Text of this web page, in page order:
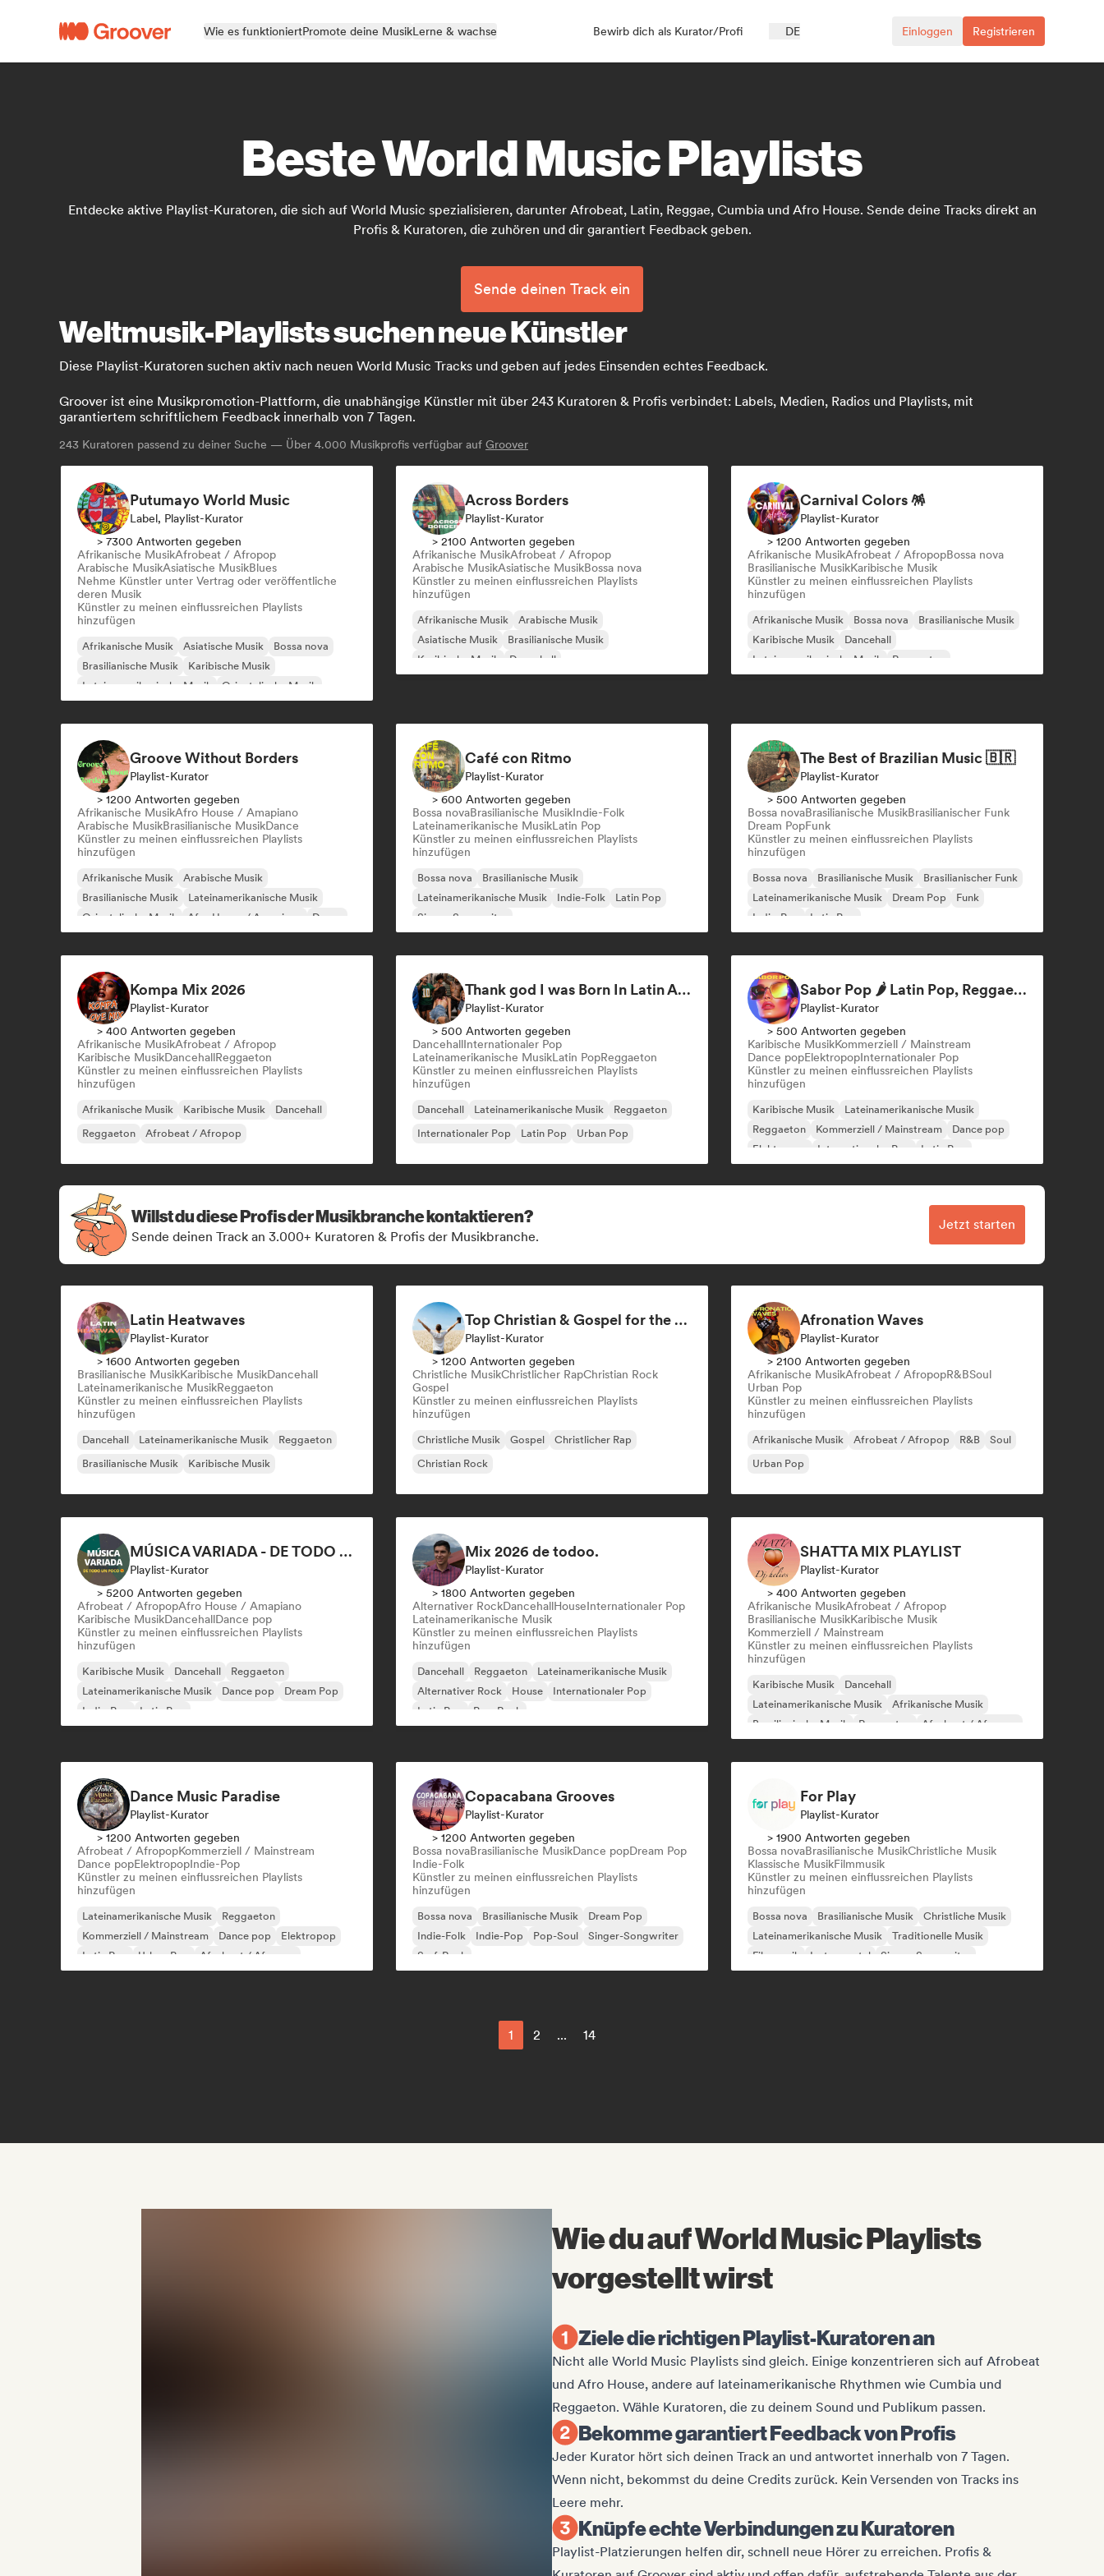
Wie es funktioniertPromote deine MusikLerne & wachse Bewirb dich als Kurator/Profi DE Einloggen Registrieren
Beste World Music Playlists
Entdecke aktive Playlist-Kuratoren, die sich auf World Music spezialisieren, darunter Afrobeat, Latin, Reggae, Cumbia und Afro House. Sende deine Tracks direkt an
Profis & Kuratoren, die zuhören und dir garantiert Feedback geben.
Sende deinen Track ein
Weltmusik-Playlists suchen neue Künstler
Diese Playlist-Kuratoren suchen aktiv nach neuen World Music Tracks und geben auf jedes Einsenden echtes Feedback.
Groover ist eine Musikpromotion-Plattform, die unabhängige Künstler mit über 243 Kuratoren & Profis verbindet: Labels, Medien, Radios und Playlists, mit
garantiertem schriftlichem Feedback innerhalb von 7 Tagen.
243 Kuratoren passend zu deiner Suche — Über 4.000 Musikprofis verfügbar auf Groover
Putumayo World Music
Label, Playlist-Kurator
> 7300 Antworten gegeben
Afrikanische MusikAfrobeat / Afropop
Arabische MusikAsiatische MusikBlues
Nehme Künstler unter Vertrag oder veröffentliche
deren Musik
Künstler zu meinen einflussreichen Playlists
hinzufügen
Afrikanische Musik Asiatische Musik
Bossa nova
Brasilianische Musik
Karibische Musik
Lateinamerikanische Musik
Orientalische Musik
Across Borders
Playlist-Kurator
> 2100 Antworten gegeben
Afrikanische MusikAfrobeat / Afropop
Arabische MusikAsiatische MusikBossa nova
Künstler zu meinen einflussreichen Playlists
hinzufügen
Afrikanische Musik
Arabische Musik
Asiatische Musik
Brasilianische Musik
Karibische Musik
Dancehall
Carnival Colors 🪅
Playlist-Kurator
> 1200 Antworten gegeben
Afrikanische MusikAfrobeat / AfropopBossa nova
Brasilianische MusikKaribische Musik
Künstler zu meinen einflussreichen Playlists
hinzufügen
Afrikanische Musik Bossa nova
Brasilianische Musik
Karibische Musik
Dancehall
Lateinamerikanische Musik
Reggaeton
Groove Without Borders
Playlist-Kurator
> 1200 Antworten gegeben
Afrikanische MusikAfro House / Amapiano
Arabische MusikBrasilianische MusikDance
Künstler zu meinen einflussreichen Playlists
hinzufügen
Afrikanische Musik
Arabische Musik
Brasilianische Musik
Lateinamerikanische Musik
Orientalische Musik
Afro House / Amapiano
Dance
Café con Ritmo
Playlist-Kurator
> 600 Antworten gegeben
Bossa novaBrasilianische MusikIndie-Folk
Lateinamerikanische MusikLatin Pop
Künstler zu meinen einflussreichen Playlists
hinzufügen
Bossa nova
Brasilianische Musik
Lateinamerikanische Musik
Indie-Folk
Latin Pop
Singer-Songwriter
The Best of Brazilian Music 🇧🇷
Playlist-Kurator
> 500 Antworten gegeben
Bossa novaBrasilianische MusikBrasilianischer Funk
Dream PopFunk
Künstler zu meinen einflussreichen Playlists
hinzufügen
Bossa nova Brasilianische Musik
Brasilianischer Funk
Lateinamerikanische Musik
Dream Pop
Funk
Indie-Pop
Latin Pop
Kompa Mix 2026
Playlist-Kurator
> 400 Antworten gegeben
Afrikanische MusikAfrobeat / Afropop
Karibische MusikDancehallReggaeton
Künstler zu meinen einflussreichen Playlists
hinzufügen
Afrikanische Musik Karibische Musik
Dancehall
Reggaeton
Afrobeat / Afropop
Thank god I was Born In Latin America
Playlist-Kurator
> 500 Antworten gegeben
DancehallInternationaler Pop
Lateinamerikanische MusikLatin PopReggaeton
Künstler zu meinen einflussreichen Playlists
hinzufügen
Dancehall Lateinamerikanische Musik
Reggaeton
Internationaler Pop
Latin Pop Urban Pop
Sabor Pop 🌶️ Latin Pop, Reggaeton & Latin Club Hits
Playlist-Kurator
> 500 Antworten gegeben
Karibische MusikKommerziell / Mainstream
Dance popElektropopInternationaler Pop
Künstler zu meinen einflussreichen Playlists
hinzufügen
Karibische Musik
Lateinamerikanische Musik
Reggaeton
Kommerziell / Mainstream
Dance pop
Elektropop
Internationaler Pop Latin Pop
Willst du diese Profis der Musikbranche kontaktieren?
Sende deinen Track an 3.000+ Kuratoren & Profis der Musikbranche.
Jetzt starten
Latin Heatwaves
Playlist-Kurator
> 1600 Antworten gegeben
Brasilianische MusikKaribische MusikDancehall
Lateinamerikanische MusikReggaeton
Künstler zu meinen einflussreichen Playlists
hinzufügen
Dancehall Lateinamerikanische Musik
Reggaeton
Brasilianische Musik
Karibische Musik
Top Christian & Gospel for the Soul
Playlist-Kurator
> 1200 Antworten gegeben
Christliche MusikChristlicher RapChristian Rock
Gospel
Künstler zu meinen einflussreichen Playlists
hinzufügen
Christliche Musik Gospel
Christlicher Rap
Christian Rock
Afronation Waves
Playlist-Kurator
> 2100 Antworten gegeben
Afrikanische MusikAfrobeat / AfropopR&BSoul
Urban Pop
Künstler zu meinen einflussreichen Playlists
hinzufügen
Afrikanische Musik Afrobeat / Afropop R&B
Soul
Urban Pop
MÚSICA VARIADA - DE TODO UN POCO
Playlist-Kurator
> 5200 Antworten gegeben
Afrobeat / AfropopAfro House / Amapiano
Karibische MusikDancehallDance pop
Künstler zu meinen einflussreichen Playlists
hinzufügen
Karibische Musik Dancehall
Reggaeton
Lateinamerikanische Musik
Dance pop
Dream Pop
Indie-Pop
Latin Pop
Mix 2026 de todoo.
Playlist-Kurator
> 1800 Antworten gegeben
Alternativer RockDancehallHouseInternationaler Pop
Lateinamerikanische Musik
Künstler zu meinen einflussreichen Playlists
hinzufügen
Dancehall Reggaeton
Lateinamerikanische Musik
Alternativer Rock
House
Internationaler Pop
Latin Pop
Pop-Rock
SHATTA MIX PLAYLIST
Playlist-Kurator
> 400 Antworten gegeben
Afrikanische MusikAfrobeat / Afropop
Brasilianische MusikKaribische Musik
Kommerziell / Mainstream
Künstler zu meinen einflussreichen Playlists
hinzufügen
Karibische Musik
Dancehall
Lateinamerikanische Musik
Afrikanische Musik
Brasilianische Musik
Reggaeton
Afrobeat / Afropop
Dance Music Paradise
Playlist-Kurator
> 1200 Antworten gegeben
Afrobeat / AfropopKommerziell / Mainstream
Dance popElektropopIndie-Pop
Künstler zu meinen einflussreichen Playlists
hinzufügen
Lateinamerikanische Musik
Reggaeton
Kommerziell / Mainstream
Dance pop
Elektropop
Latin Pop
Urban Pop Afrobeat / Afropop
Copacabana Grooves
Playlist-Kurator
> 1200 Antworten gegeben
Bossa novaBrasilianische MusikDance popDream Pop
Indie-Folk
Künstler zu meinen einflussreichen Playlists
hinzufügen
Bossa nova Brasilianische Musik
Dream Pop
Indie-Folk
Indie-Pop Pop-Soul
Singer-Songwriter
Surf-Rock
For Play
Playlist-Kurator
> 1900 Antworten gegeben
Bossa novaBrasilianische MusikChristliche Musik
Klassische MusikFilmmusik
Künstler zu meinen einflussreichen Playlists
hinzufügen
Bossa nova Brasilianische Musik
Christliche Musik
Lateinamerikanische Musik
Traditionelle Musik
Filmmusik
Instrumental Singer-Songwriter
1 2 ... 14
Wie du auf World Music Playlists
vorgestellt wirst
Ziele die richtigen Playlist-Kuratoren an
Nicht alle World Music Playlists sind gleich. Einige konzentrieren sich auf Afrobeat
und Afro House, andere auf lateinamerikanische Rhythmen wie Cumbia und
Reggaeton. Wähle Kuratoren, die zu deinem Sound und Publikum passen.
Bekomme garantiert Feedback von Profis
Jeder Kurator hört sich deinen Track an und antwortet innerhalb von 7 Tagen.
Wenn nicht, bekommst du deine Credits zurück. Kein Versenden von Tracks ins
Leere mehr.
Knüpfe echte Verbindungen zu Kuratoren
Playlist-Platzierungen helfen dir, schnell neue Hörer zu erreichen. Profis &